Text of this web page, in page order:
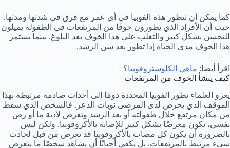
كما يمكن أن تتطور هذه الفوبيا في أي عمر مع فرق في شدتها ومدتها.
حيث أن الأفراد الذي يطورون خوفًا من المرتفعات في الطفولة يميلون
للتحسن بشكل كبير والتغلب على هذا الخوف بعد البلوغ. بينما يستمر
هذا الخوف مدى الحياة إذا تطور بعد سن الرشد.
اقرأ أيضا: ماهي الكلوستروفوبيا؟
كيف ينشأ الخوف من المرتفعات
يعزو العلماء تطور الفوبيا المحددة دومًا إلى أحداث صادمة مرتبطة بهذا
الموقف الذي يحرض لدى المرضى نوبات الذعر. فالشخص الذي سقط
من مكان مرتفع خلال طفولته أو بعد الرشد وتعرض لأذية ما أو رض
نفسي، يكون معرضًا بشكل كبير للإصابة بالأكروفوبيا. ولكن ليس
بالضرورة أن يكون كل مصاب بالأكروفوبيا قد تعرض من قبل لحادث
سيء مرتبط بالمرتفعات. بل يكفي أحيانًا أن يشاهد شخصًا ما يتعرض